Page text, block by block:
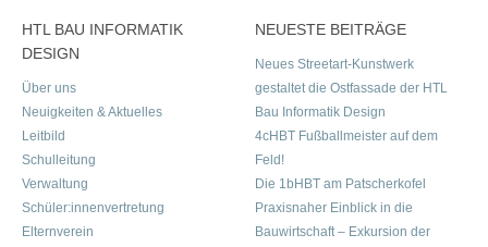
HTL BAU INFORMATIK
DESIGN
Über uns
Neuigkeiten & Aktuelles
Leitbild
Schulleitung
Verwaltung
Schüler:innenvertretung
Elternverein
NEUESTE BEITRÄGE
Neues Streetart-Kunstwerk
gestaltet die Ostfassade der HTL
Bau Informatik Design
4cHBT Fußballmeister auf dem
Feld!
Die 1bHBT am Patscherkofel
Praxisnaher Einblick in die
Bauwirtschaft – Exkursion der